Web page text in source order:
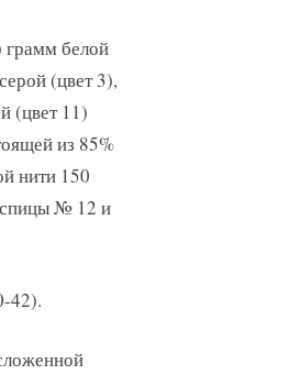
грамм белой
(цвет 3),
(цвет 11)
из 85%
нити 150
№ 12 и
42).